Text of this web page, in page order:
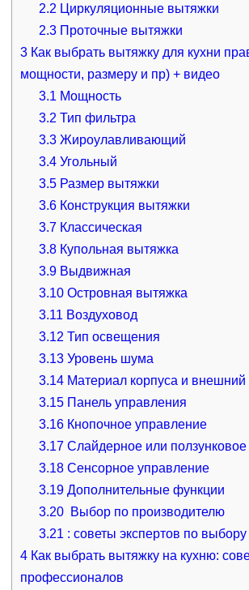
2.2 Циркуляционные вытяжки
2.3 Проточные вытяжки
3Как выбрать вытяжку для кухни
мощности, размеру и пр) + видео
3.1 Мощность
3.2 Тип фильтра
3.3 Жироулавливающий
3.4 Угольный
3.5 Размер вытяжки
3.6 Конструкция вытяжки
3.7 Классическая
3.8 Купольная вытяжка
3.9 Выдвижная
3.10 Островная вытяжка
3.11 Воздуховод
3.12 Тип освещения
3.13 Уровень шума
3.14 Материал корпуса и внешний
3.15 Панель управления
3.16 Кнопочное управление
3.17 Слайдерное или
3.18 Сенсорное управление
3.19 Дополнительные функции
3.20 Выбор по производителю
3.21 : советы экспертов по
4Как выбрать вытяжку на кухню:
профессионалов